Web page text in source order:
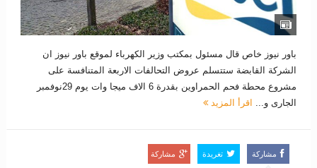
باور نيوز خاص قال مسئول بمكتب وزير الكهرباء لموقع باور نيوز ان
الشركة القابضة ستتسلم عروض التحالفات الاربعة المتنافسة على
مشروع محطة فحم الحمراوين بقدرة 6 الاف ميجا وات يوم 29نوفمبر
الجارى و...
اقرأ المزيد
مشاركة تغريدة مشاركة